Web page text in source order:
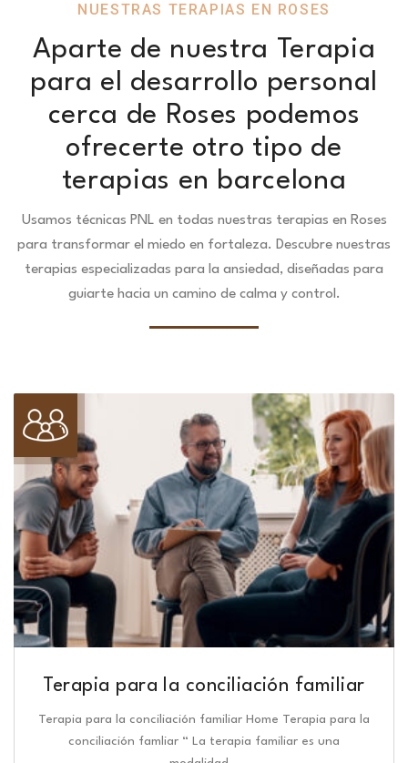
NUESTRAS TERAPIAS EN ROSES
Aparte de nuestra Terapia
para el desarrollo personal
cerca de Roses podemos
ofrecerte otro tipo de
terapias en barcelona
Usamos técnicas PNL en todas nuestras terapias en Roses
para transformar el miedo en fortaleza. Descubre nuestras
terapias especializadas para la ansiedad, diseñadas para
guiarte hacia un camino de calma y control.
Terapia para la conciliación familiar
Terapia para la conciliación familiar Home Terapia para la
conciliación famliar “ La terapia familiar es una